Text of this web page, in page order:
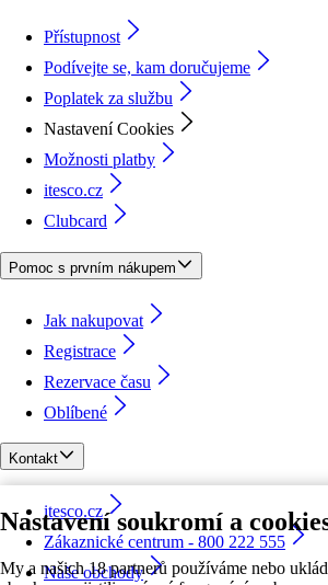
Nastavení soukromí a
My a našich 18 partnerů používáme nebo
Přístupnost
Podívejte se, kam doručujeme
Poplatek za službu
Nastavení Cookies
Možnosti platby
itesco.cz
Clubcard
Pomoc s prvním nákupem
Jak nakupovat
Registrace
Rezervace času
Oblíbené
Kontakt
itesco.cz
Zákaznické centrum - 800 222 555
Naše obchody